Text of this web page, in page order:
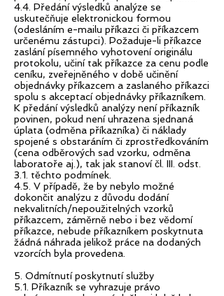
4.4. Předání výsledků analýze se
uskutečňuje elektronickou formou
(odesláním e-mailu příkazci či příkazcem
určenému zástupci). Požaduje-li příkazce
zaslání písemného vyhotovení originálu
protokolu, učiní tak příkazce za cenu podle
ceníku, zveřejněného v době učinění
objednávky příkazcem a zaslaného příkazci
spolu s akceptací objednávky příkazníkem.
K předání výsledků analýzy není příkazník
povinen, pokud není uhrazena sjednaná
úplata (odměna příkazníka) či náklady
spojené s obstaráním či zprostředkováním
(cena odběrových sad vzorku, odměna
laboratoře aj.), tak jak stanoví čl. III. odst.
3.1. těchto podmínek.
4.5. V případě, že by nebylo možné
dokončit analýzu z důvodu dodání
nekvalitních/nepoužitelných vzorků
příkazcem, záměrně nebo i bez vědomí
příkazce, nebude příkazníkem poskytnuta
žádná náhrada jelikož práce na dodaných
vzorcích byla provedena.
5. Odmítnutí poskytnutí služby
5.1. Příkazník se vyhrazuje právo